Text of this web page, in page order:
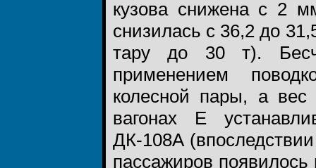
кузова снижена с 2
снизилась с 36,2 до
тару до 30 т).
применением
колесной пары, а
вагонах Е
ДК-108А
пассажиров появилось